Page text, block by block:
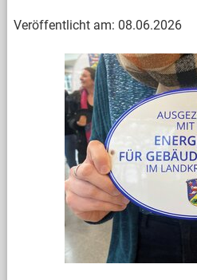
Veröffentlicht am: 08.06.2026